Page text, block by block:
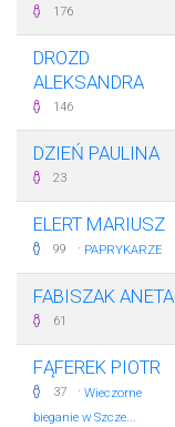
176
DROZD
ALEKSANDRA
146
DZIEŃ PAULINA
23
ELERT MARIUSZ
99 · PAPRYKARZE
FABISZAK ANETA
61
FĄFEREK PIOTR
37 · Wieczorne
bieganie w Szcze...